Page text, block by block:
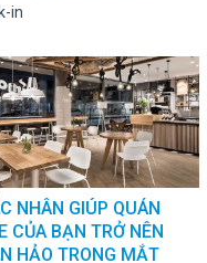
in
NHÂN GIÚP QUÁN
CỦA BẠN TRỞ NÊN
HẢO TRONG MẮT